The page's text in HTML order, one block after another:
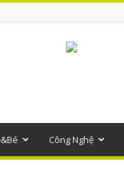
Công Nghệ